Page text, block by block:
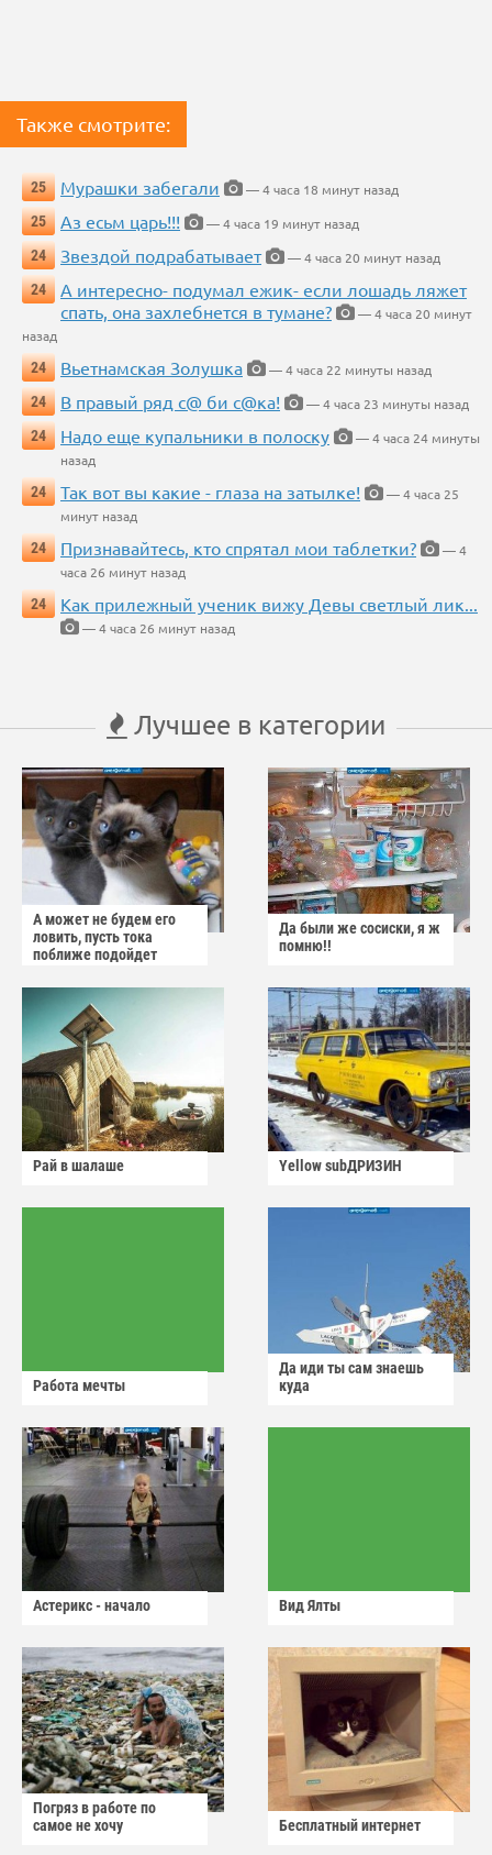
Также смотрите:
25 Мурашки забегали
— 4 часа 18 минут назад
25
Аз есьм царь!!!
— 4 часа 19 минут назад
24
Звездой подрабатывает
— 4 часа 20 минут назад
24
А интересно- подумал ежик- если лошадь ляжет
спать, она захлебнется в тумане?
— 4 часа 20 минут
назад
24
Вьетнамская Золушка
— 4 часа 22 минуты назад
24
В правый ряд с@ би с@ка!
— 4 часа 23 минуты назад
24
Надо еще купальники в полоску
— 4 часа 24 минуты
назад
24
Так вот вы какие - глаза на затылке!
— 4 часа 25
минут назад
24
Признавайтесь, кто спрятал мои таблетки?
— 4
часа 26 минут назад
24
Как прилежный ученик вижу Девы светлый лик...
— 4 часа 26 минут назад
Лучшее в категории
А может не будем его
ловить, пусть тока
поближе подойдет
Да были же сосиски, я ж
помню!!
Рай в шалаше Yellow subДРИЗИН
Работа мечты
Да иди ты сам знаешь
куда
Астерикс - начало Вид Ялты
Погряз в работе по
самое не хочу
Бесплатный интернет